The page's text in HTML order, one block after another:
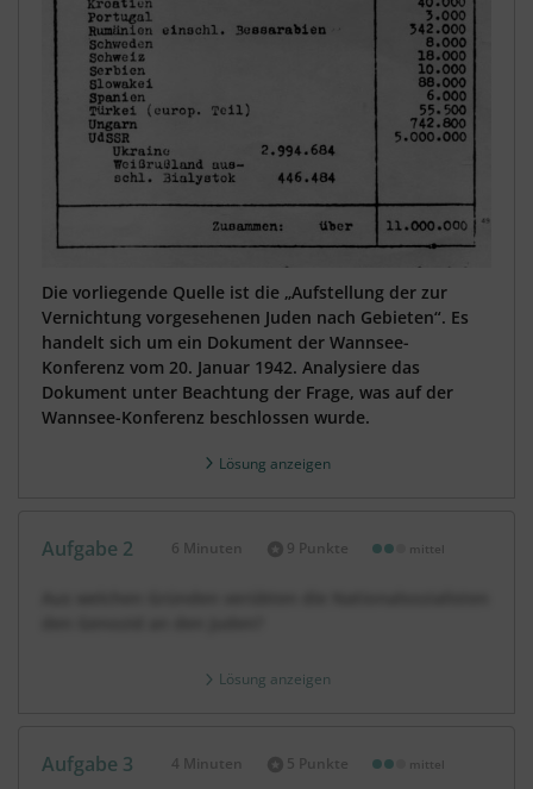
Die vorliegende Quelle ist die „Aufstellung der zur
Vernichtung vorgesehenen Juden nach Gebieten“. Es
handelt sich um ein Dokument der Wannsee-
Konferenz vom 20. Januar 1942. Analysiere das
Dokument unter Beachtung der Frage, was auf der
Wannsee-Konferenz beschlossen wurde.
Lösung anzeigen
Aufgabe 2 Dauer:
6 Minuten 9 Punkte mittel
Lösung anzeigen
Aufgabe 3 Dauer:
4 Minuten 5 Punkte mittel